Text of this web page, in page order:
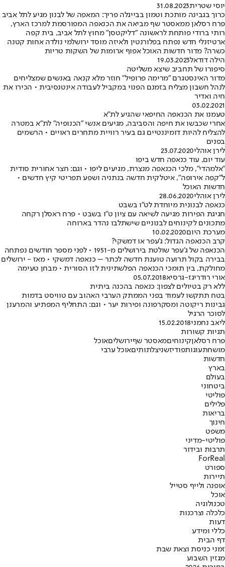
יוסי שטרית31.08.2023
כרוך בגבינה מותכת וטמון בבייגלה פריך: המאפה של לבנון מגיע לתל אביב
פרח רסלאן ממאסטר שף מביאה את הכנאפה המפורסמת למרכז הארץ,
רותי ברודי פותחת לראשונה "דליקטסן" מחוץ לתל אביב, בית קפה
ארטיזנלי חדש נפתח בפלורנטין ולאיזה מוסד ירושלמי נולדה אחות קטנה
כשרה? מדור חדשות האוכל אפוף ארומות של השקות טריות
הילה דודאל19.03.2023
סיפורו של תחביב שיצא משליטה
מדור האינסטגרם "מרימה פרופיל" חוזר מלא קנאה באנשים שמצליחים
לנהל חשבון מצליח בזמנם הפנוי במקביל לעבודה אינטנסיבית • הכירו את
חיה ואדיר
03.02.2021
טעמנו את הכנאפה החיפאי שהגיע לת"א
אחרי שכבשו את חיפה והסביבה, מגיעים אנשי "הכנופיה" לת"א במטרה
להצליח להיות דומיננטיים גם בעיר רוויית מתחרים ראויים • הרשמים
בפנים
לירן אוהלי23.07.2020
עוד יום, עוד כנאפה חדש ביפו
"אלמהדי", מלכי הכנאפה מנצרת, מגיעים ליפו • וגם: חצר אחורית סודית
ל"קפה אירופה", איטלקית חדשה בנתניה ושפע תפריטי קיץ חדשים •
חדשות האוכל
לירן אוהלי28.06.2020
כנאפה לבנונית מיוחדת לט"ו בשבט
חגיגת הפירות מגיעה לשיאה עם ציון ט"ו בשבט • פרח ראסלן רקחה
מתכונים לקינוחים לבנוניים שישתלבו נהדר בארוחה
מערכת היום10.02.2020
קרב הכנאפה הגדול: ג'עפר או דמשקי?
הכנאפה של ג'עפר שולטת בירושלים מ-1951 • לפני מספר חודשים נפתחה
בבירה בקול תרועה טוענת חדשה לכתר – כנאפה דמשקי • מאז - ירושלים
מחולקת, בין תומכי הכנאפה הפלשתינית לזו הסורית • מבחן טעימה
אורי רודריגז-גרסיא05.07.2018
ללא רק בטיולים לצפון: כנאפה בהכנה ביתית
בטח תתקשו לעמוד בפני הממתק הערבי האהוב עם טוויסט בדמות
גבינות ריקוטה ומסקרפונה ופירות יער • וגם: התחליף המפתיע והמרענן
לסוכר הרגיל
ליאב נחמני15.02.2018
תגיות קשורות
פרח רסלאןקינוחיםמאסטר שףירושליםאוכל
מושחתעוגותפודיזשניצלתותיםאוכל ערבי
חדשות
בארץ
בעולם
ביטחוני
פוליטי
פלילים
בריאות
חינוך
משפט
פוליטי-מדיני
תרבות ובידור
ForReal
ספורט
תיירות
אופנה ולייף סטייל
אוכל
טכנולוגיה
כלכלה וצרכנות
דעות
כללי ומידע
דף הבית
זמני כניסת וצאת שבת
מגזין השבוע